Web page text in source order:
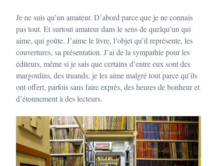
Je ne suis qu’un amateur. D’abord parce que je ne connais
pas tout. Et surtout amateur dans le sens de quelqu’un qui
aime, qui goûte. J’aime le livre, l’objet qu’il représente, les
couvertures, sa présentation. J’ai de la sympathie pour les
éditeurs, même si je sais que certains d’entre eux sont des
margoulins, des truands, je les aime malgré tout parce qu’ils
ont offert, parfois sans faire exprès, des heures de bonheur et
d’étonnement à des lecteurs.